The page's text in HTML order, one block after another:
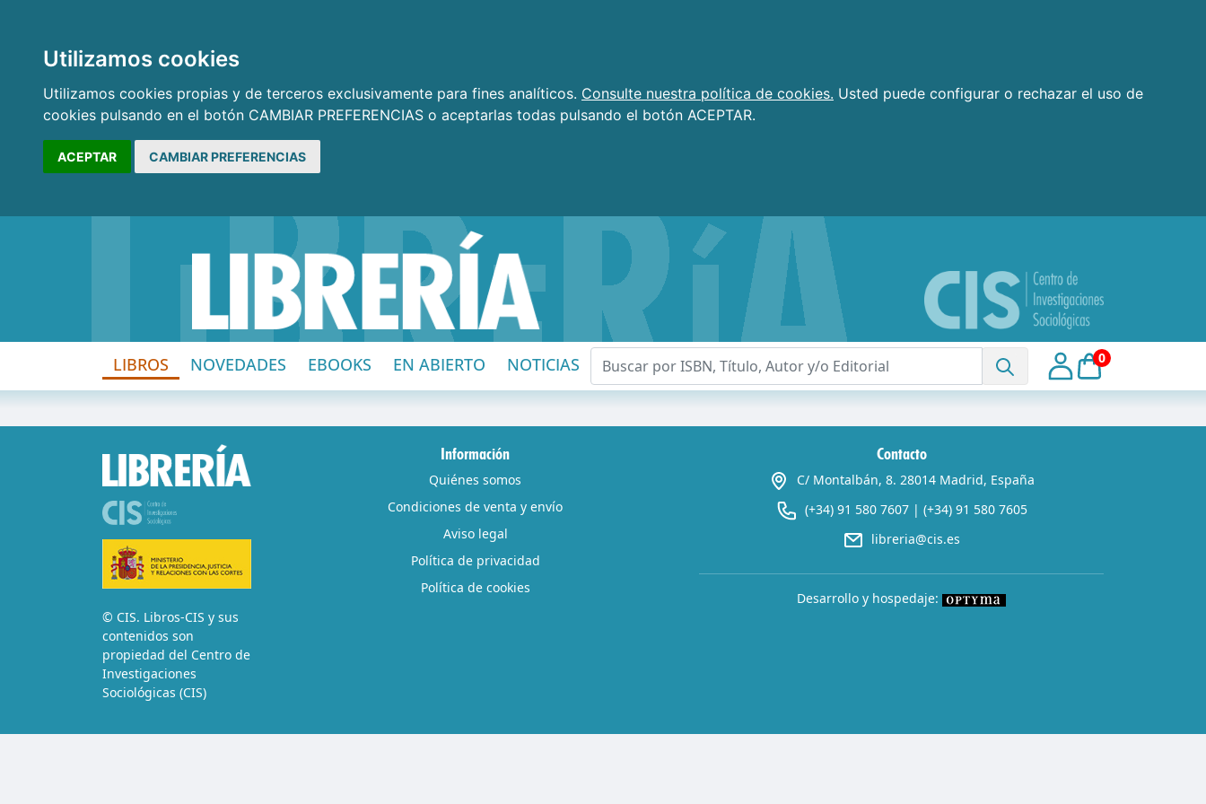
Utilizamos cookies
Utilizamos cookies propias y de terceros exclusivamente para fines analíticos. Consulte nuestra política de cookies. Usted puede configurar o rechazar el uso de
cookies pulsando en el botón CAMBIAR PREFERENCIAS o aceptarlas todas pulsando el botón ACEPTAR.
ACEPTAR CAMBIAR PREFERENCIAS
LIBROS NOVEDADES EBOOKS EN ABIERTO NOTICIAS 0
© CIS. Libros-CIS y sus
contenidos son
propiedad del Centro de
Investigaciones
Sociológicas (CIS)
Información
Quiénes somos
Condiciones de venta y envío
Aviso legal
Política de privacidad
Política de cookies
Contacto
C/ Montalbán, 8. 28014 Madrid, España
(+34) 91 580 7607| (+34) 91 580 7605
libreria@cis.es
Desarrollo y hospedaje: